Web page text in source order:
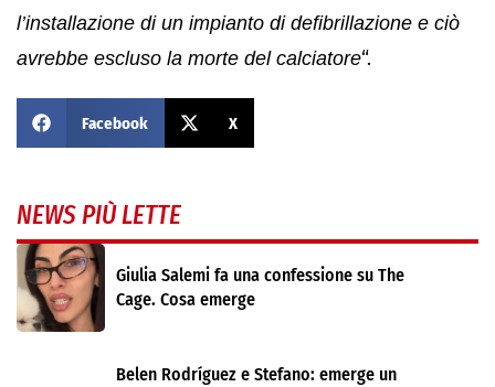
l’installazione di un impianto di defibrillazione e ciò
avrebbe escluso la morte del calciatore“.
Facebook X
NEWS PIÙ LETTE
Giulia Salemi fa una confessione su The
Cage. Cosa emerge
Belen Rodríguez e Stefano: emerge un